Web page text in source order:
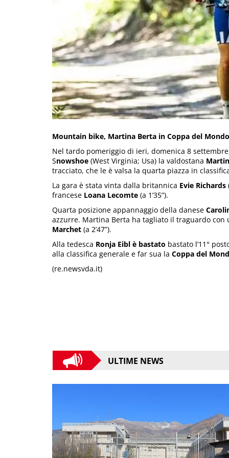
Mountain bike, Martina Berta in Coppa del
Nel tardo pomeriggio di ieri, domenica 8
Snowshoe (West Virginia; Usa) la valdostana
tracciato, che le è valsa la quarta piazza in
La gara è stata vinta dalla britannica Evie Richards
francese Loana Lecomte (a 1’35”).
Quarta posizione appannaggio della danese
azzurre. Martina Berta ha tagliato il traguardo con
Marchet (a 2’47”).
Alla tedesca Ronja Eibl è bastato bastato l’11°
alla classifica generale e far sua la Coppa del
(re.newsvda.it)
ULTIME NEWS